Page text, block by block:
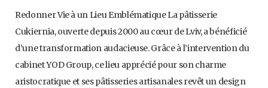
Redonner Vie à un Lieu Emblématique La pâtisserie
Cukiernia, ouverte depuis 2000 au cœur de Lviv, a bénéficié
d’une transformation audacieuse. Grâce à l’intervention du
cabinet YOD Group, ce lieu apprécié pour son charme
aristocratique et ses pâtisseries artisanales revêt un design